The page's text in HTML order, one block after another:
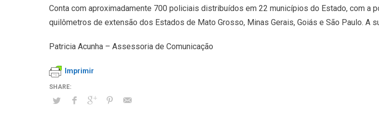
Conta com aproximadamente 700 policiais distribuídos em 22 municípios do Estado, com a
quilômetros de extensão dos Estados de Mato Grosso, Minas Gerais, Goiás e São Paulo. A
Patricia Acunha – Assessoria de Comunicação
Imprimir